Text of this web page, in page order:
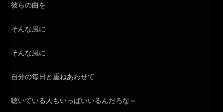
彼らの曲を
そんな風に
そんな風に
自分の毎日と重ねあわせて
聴いている人もいっぱいいるんだろな～